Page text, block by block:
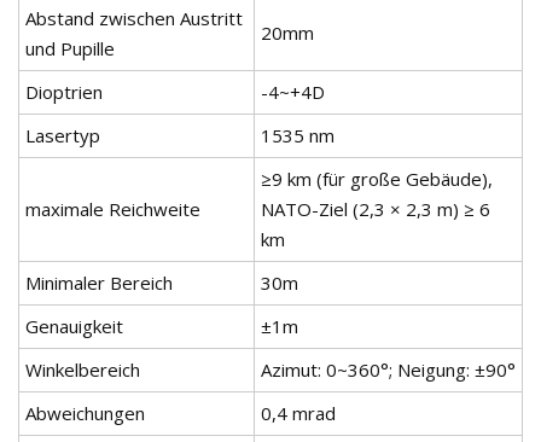
Abstand zwischen Austritt
und Pupille
20mm
Dioptrien
-4~+4D
Lasertyp
1535 nm
maximale Reichweite
≥9 km (für große Gebäude),
NATO-Ziel (2,3 × 2,3 m) ≥ 6
km
Minimaler Bereich
30m
Genauigkeit
±1m
Winkelbereich
Azimut: 0~360°; Neigung: ±90°
Abweichungen
0,4 mrad